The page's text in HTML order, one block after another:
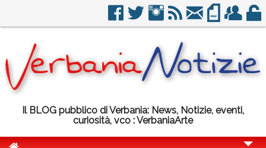
Il BLOG pubblico di Verbania: News, Notizie, eventi,
curiosità, vco : VerbaniaArte